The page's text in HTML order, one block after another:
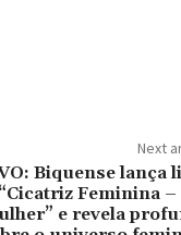
Next
Biquense lança
Feminina –
e revela